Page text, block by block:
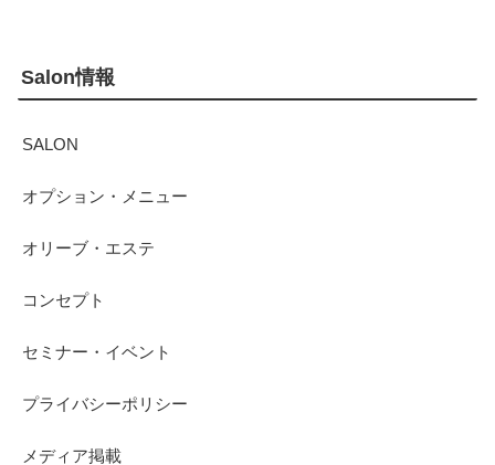
Salon情報
SALON
オプション・メニュー
オリーブ・エステ
コンセプト
セミナー・イベント
プライバシーポリシー
メディア掲載